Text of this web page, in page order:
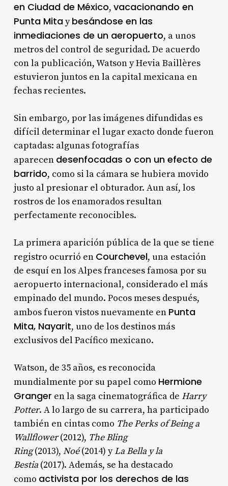
en Ciudad de México, vacacionando en
Punta Mitaybesándose en las
inmediaciones de un aeropuerto, a unos
metros del control de seguridad. De acuerdo
con la publicación, Watson y Hevia Baillères
estuvieron juntos en la capital mexicana en
fechas recientes.
Sin embargo, por las imágenes difundidas es
difícil determinar el lugar exacto donde fueron
captadas: algunas fotografías
aparecen desenfocadas o con un efecto de
barrido, como si la cámara se hubiera movido
justo al presionar el obturador. Aun así, los
rostros de los enamorados resultan
perfectamente reconocibles.
La primera aparición pública de la que se tiene
registro ocurrió en Courchevel, una estación
de esquí en los Alpes franceses famosa por su
aeropuerto internacional, considerado el más
empinado del mundo. Pocos meses después,
ambos fueron vistos nuevamente en Punta
Mita, Nayarit, uno de los destinos más
exclusivos del Pacífico mexicano.
Watson, de 35 años, es reconocida
mundialmente por su papel como Hermione
Granger en la saga cinematográfica de Harry
Potter. A lo largo de su carrera, ha participado
también en cintas como The Perks of Being a
Wallflower(2012), The Bling
Ring(2013), Noé(2014) yLa Bella y la
Bestia(2017). Además, se ha destacado
como activista por los derechos de las